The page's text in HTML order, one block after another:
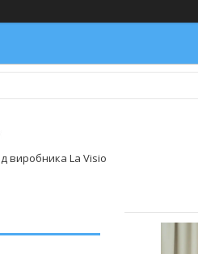
виробника La Visio